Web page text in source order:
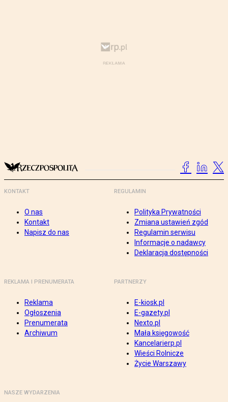
KONTAKT
O nas
Kontakt
Napisz do nas
REGULAMIN
Polityka Prywatności
Zmiana ustawień zgód
Regulamin serwisu
Informacje o nadawcy
Deklaracja dostępności
REKLAMA I PRENUMERATA
Reklama
Ogłoszenia
Prenumerata
Archiwum
PARTNERZY
E-kiosk.pl
E-gazety.pl
Nexto.pl
Mała księgowość
Kancelarierp.pl
Wieści Rolnicze
Życie Warszawy
NASZE WYDARZENIA